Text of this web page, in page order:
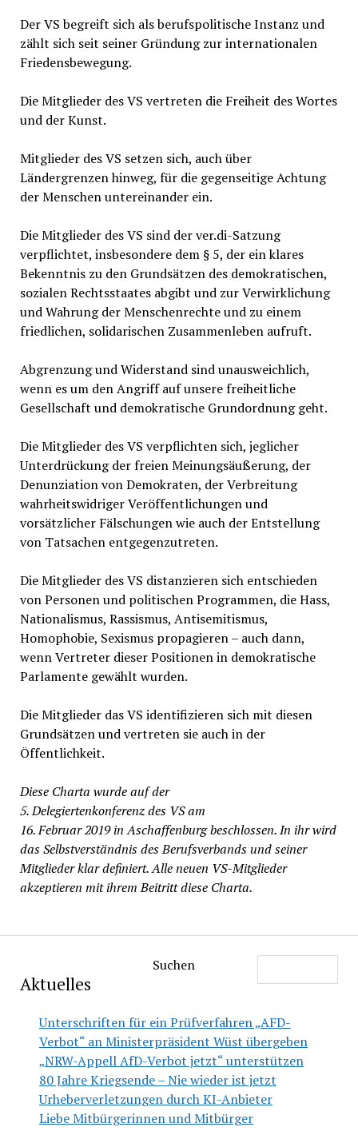
Der VS begreift sich als berufspolitische Instanz und
zählt sich seit seiner Gründung zur internationalen
Friedensbewegung.
Die Mitglieder des VS vertreten die Freiheit des Wortes
und der Kunst.
Mitglieder des VS setzen sich, auch über
Ländergrenzen hinweg, für die gegenseitige Achtung
der Menschen untereinander ein.
Die Mitglieder des VS sind der ver.di-Satzung
verpflichtet, insbesondere dem § 5, der ein klares
Bekenntnis zu den Grundsätzen des demokratischen,
sozialen Rechtsstaates abgibt und zur Verwirklichung
und Wahrung der Menschenrechte und zu einem
friedlichen, solidarischen Zusammenleben aufruft.
Abgrenzung und Widerstand sind unausweichlich,
wenn es um den Angriff auf unsere freiheitliche
Gesellschaft und demokratische Grundordnung geht.
Die Mitglieder des VS verpflichten sich, jeglicher
Unterdrückung der freien Meinungsäußerung, der
Denunziation von Demokraten, der Verbreitung
wahrheitswidriger Veröffentlichungen und
vorsätzlicher Fälschungen wie auch der Entstellung
von Tatsachen entgegenzutreten.
Die Mitglieder des VS distanzieren sich entschieden
von Personen und politischen Programmen, die Hass,
Nationalismus, Rassismus, Antisemitismus,
Homophobie, Sexismus propagieren – auch dann,
wenn Vertreter dieser Positionen in demokratische
Parlamente gewählt wurden.
Die Mitglieder das VS identifizieren sich mit diesen
Grundsätzen und vertreten sie auch in der
Öffentlichkeit.
Diese Charta wurde auf der
5. Delegiertenkonferenz des VS am
16. Februar 2019 in Aschaffenburg beschlossen. In ihr wird
das Selbstverständnis des Berufsverbands und seiner
Mitglieder klar definiert. Alle neuen VS-Mitglieder
akzeptieren mit ihrem Beitritt diese Charta.
Suchen
Aktuelles
Unterschriften für ein Prüfverfahren „AFD-
Verbot“ an Ministerpräsident Wüst übergeben
„NRW-Appell AfD-Verbot jetzt“ unterstützen
80 Jahre Kriegsende – Nie wieder ist jetzt
Urheberverletzungen durch KI-Anbieter
Liebe Mitbürgerinnen und Mitbürger